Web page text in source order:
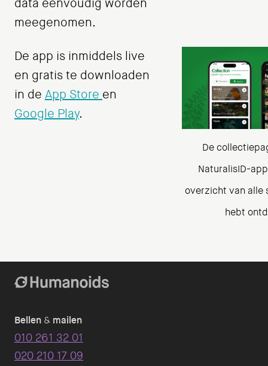
data eenvoudig worden
meegenomen.
De app is inmiddels live
en gratis te downloaden
in de App Store en
Google Play.
De
NaturalisID-
overzicht van alle
hebt
Bellen & mailen
010 261 32 01
020 210 17 09